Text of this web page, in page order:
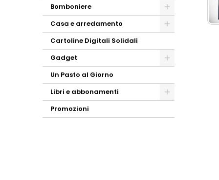
Bomboniere
Casa e arredamento
Cartoline Digitali Solidali
Gadget
Un Pasto al Giorno
Libri e abbonamenti
Promozioni